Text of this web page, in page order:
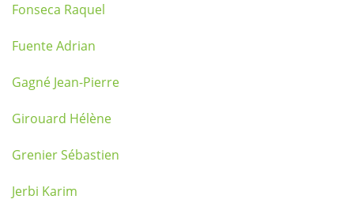
Fonseca Raquel
Fuente Adrian
Gagné Jean-Pierre
Girouard Hélène
Grenier Sébastien
Jerbi Karim